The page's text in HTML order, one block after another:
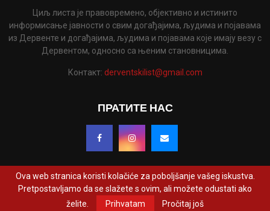
Циљ листа је правовремено, објективно и истинито
информисање јавности о свим догађајима, људима и појавама
из Дервенте и догађајима, људима и појавама које имају везу с
Дервентом, односно са њеним становницима.
Контакт: derventskilist@gmail.com
ПРАТИТЕ НАС
@2022 - www.derventskilist.net. Сва права задржана. Дизајнирао и развио
ProCreative Studio
Ova web stranica koristi kolačiće za poboljšanje vašeg iskustva.
Pretpostavljamo da se slažete s ovim, ali možete odustati ako
želite.
Prihvatam Pročitaj još